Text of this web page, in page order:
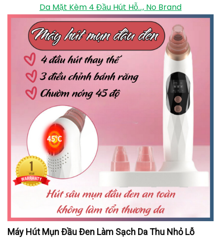
Da Mặt Kèm 4 Đầu Hút Hỗ..., No Brand
Máy Hút Mụn Đầu Đen Làm Sạch Da Thu Nhỏ Lỗ